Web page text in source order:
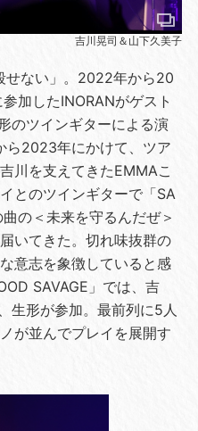
吉川晃司＆山下久美子
せない」。2022年から20
加したINORANがゲスト
のツインギターによる演
ら2023年にかけて、ツア
川を支えてきたEMMAこ
とのツインギターで「SA
の＜未来を守るんだぜ＞
いてきた。切れ味抜群の
意志を象徴していると感
SAVAGE」では、吉
生形が参加。最前列に5人
が並んでプレイを展開す